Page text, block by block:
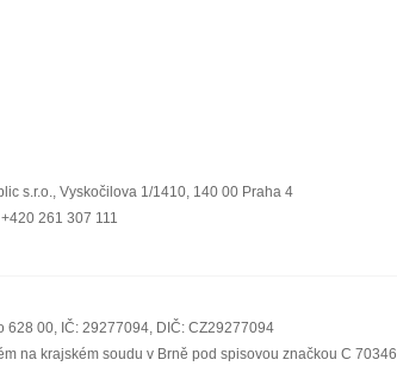
s.r.o., Vyskočilova 1/1410, 140 00 Praha 4
261 307 111
628 00, IČ: 29277094, DIČ: CZ29277094
na krajském soudu v Brně pod spisovou značkou C 70346